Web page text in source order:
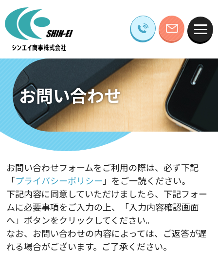
お問い合わせ
お問い合わせフォームをご利用の際は、必ず下記
「プライバシーポリシー 」をご一読ください。
下記内容に同意していただけましたら、下記フォー
ムに必要事項をご入力の上、「入力内容確認画面
へ」ボタンをクリックしてください。
なお、お問い合わせの内容によっては、ご返答が遅
れる場合がございます。ご了承ください。